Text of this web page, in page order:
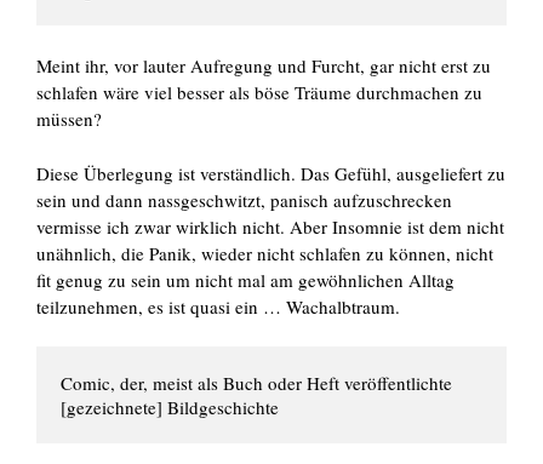
Meint ihr, vor lauter Aufregung und Furcht, gar nicht erst zu
schlafen wäre viel besser als böse Träume durchmachen zu
müssen?
Diese Überlegung ist verständlich. Das Gefühl, ausgeliefert zu
sein und dann nassgeschwitzt, panisch aufzuschrecken
vermisse ich zwar wirklich nicht. Aber Insomnie ist dem nicht
unähnlich, die Panik, wieder nicht schlafen zu können, nicht
fit genug zu sein um nicht mal am gewöhnlichen Alltag
teilzunehmen, es ist quasi ein … Wachalbtraum.
Comic, der, meist als Buch oder Heft veröffentlichte
[gezeichnete] Bildgeschichte